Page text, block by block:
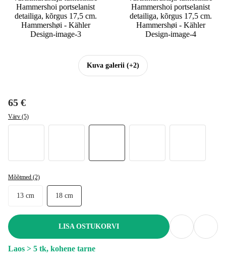
Kuva galerii (+2)
65 €
Värv (5)
Mõõtmed (2)
13 cm 18 cm
LISA OSTUKORVI
Laos > 5 tk, kohene tarne